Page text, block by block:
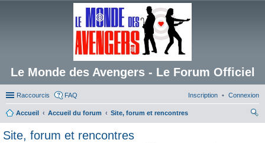
Le Monde des Avengers - Le Forum Officiel
Raccourcis FAQ Connexion
Inscription
Accueil Accueil du forum
Site, forum et rencontres
Site, forum et rencontres